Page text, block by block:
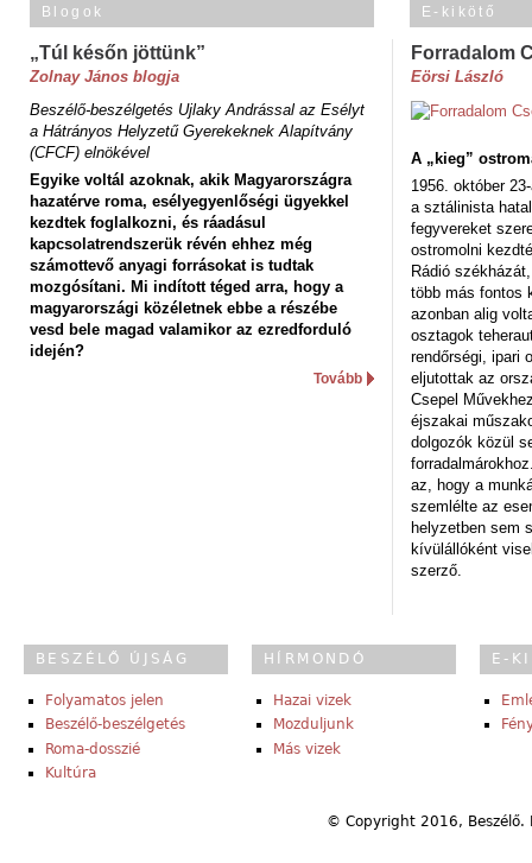
Blogok
„Túl későn jöttünk”
Zolnay János blogja
Beszélő-beszélgetés Ujlaky Andrással az Esélyt
a Hátrányos Helyzetű Gyerekeknek Alapítvány
(CFCF) elnökével
Egyike voltál azoknak, akik Magyarországra
hazatérve roma, esélyegyenlőségi ügyekkel
kezdtek foglalkozni, és ráadásul
kapcsolatrendszerük révén ehhez még
számottevő anyagi forrásokat is tudtak
mozgósítani. Mi indított téged arra, hogy a
magyarországi közéletnek ebbe a részébe
vesd bele magad valamikor az ezredforduló
idején?
Tovább
E-kikötő
Forradalom
Eörsi László
A „kieg”
1956. október
a sztálinista
fegyvereket
ostromolni
Rádió
több más fontos
azonban alig
osztagok
rendőrségi, ipari
eljutottak az
Csepel
éjszakai
dolgozók közül
az, hogy a
szemlélte az
helyzetben sem
kívülállóként
szerző.
BESZÉLŐ ÚJSÁG
Folyamatos jelen
Beszélő-beszélgetés
Roma-dosszié
Kultúra
HÍRMONDÓ
Hazai vizek
Mozduljunk
Más vizek
E-
© Copyright 2016,